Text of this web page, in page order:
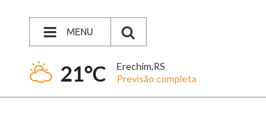
MENU
21°C
Erechim,RS
Previsão completa